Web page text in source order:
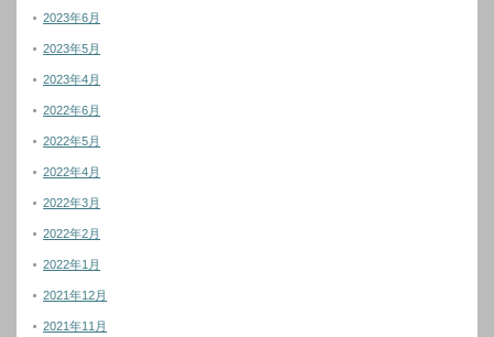
2023年6月
2023年5月
2023年4月
2022年6月
2022年5月
2022年4月
2022年3月
2022年2月
2022年1月
2021年12月
2021年11月